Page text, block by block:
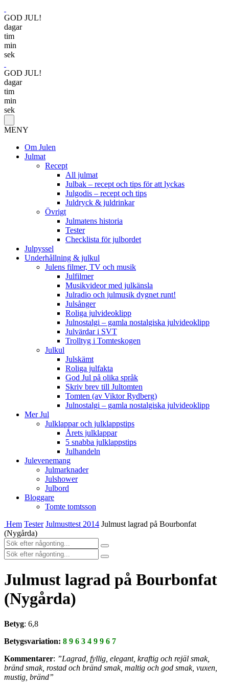
GOD JUL!
dagar
tim
min
sek
GOD JUL!
dagar
tim
min
sek
MENY
Om Julen
Julmat
Recept
All julmat
Julbak – recept och tips för att lyckas
Julgodis – recept och tips
Juldryck & juldrinkar
Övrigt
Julmatens historia
Tester
Checklista för julbordet
Julpyssel
Underhållning & julkul
Julens filmer, TV och musik
Julfilmer
Musikvideor med julkänsla
Julradio och julmusik dygnet runt!
Julsånger
Roliga julvideoklipp
Julnostalgi – gamla nostalgiska julvideoklipp
Julvärdar i SVT
Trolltyg i Tomteskogen
Julkul
Julskämt
Roliga julfakta
God Jul på olika språk
Skriv brev till Jultomten
Tomten (av Viktor Rydberg)
Julnostalgi – gamla nostalgiska julvideoklipp
Mer Jul
Julklappar och julklappstips
Årets julklappar
5 snabba julklappstips
Julhandeln
Julevenemang
Julmarknader
Julshower
Julbord
Bloggare
Tomte tomtsson
Hem Tester Julmusttest 2014 Julmust lagrad på Bourbonfat
(Nygårda)
Julmust lagrad på Bourbonfat
(Nygårda)
Betyg: 6,8
Betygsvariation: 8 9 6 3 4 9 9 6 7
Kommentarer: ”Lagrad, fyllig, elegant, kraftig och rejäl smak,
bränd smak, rostad och bränd smak, maltig och god smak, vuxen,
mustig, bränd”